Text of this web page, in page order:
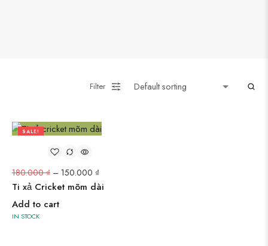
Filter
SALE!
180.000₫ – 150.000 ₫
Ti xả Cricket mõm dài
Add to cart
IN STOCK